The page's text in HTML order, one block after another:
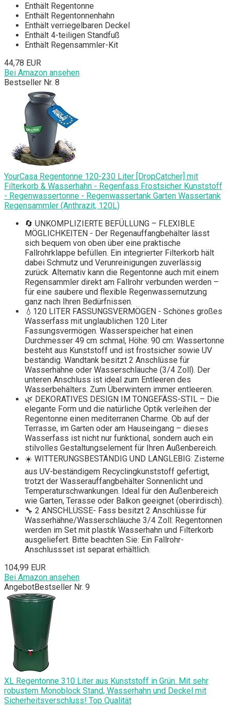
Enthält Regentonne
Enthält Regentonnenhahn
Enthält verriegelbaren Deckel
Enthält 4-teiligen Standfuß
Enthält Regensammler-Kit
44,78 EUR
Bei Amazon ansehen
Bestseller Nr. 8
YourCasa Regentonne 120-230 Liter [DropCatcher] mit
Filterkorb & Wasserhahn - Regenfass Frostsicher Kunststoff
- Regenwassertonne - Regenwassertank Garten Wassertank
Regensammler (Anthrazit, 120L)
🔄 UNKOMPLIZIERTE BEFÜLLUNG – FLEXIBLE
MÖGLICHKEITEN - Der Regenauffangbehälter lässt
sich bequem von oben über eine praktische
Fallrohrklappe befüllen. Ein integrierter Filterkorb hält
dabei Schmutz und Verunreinigungen zuverlässig
zurück. Alternativ kann die Regentonne auch mit einem
Regensammler direkt am Fallrohr verbunden werden –
für eine saubere und flexible Regenwassernutzung
ganz nach Ihren Bedürfnissen.
💧120 LITER FASSUNGSVERMÖGEN - Schönes großes
Wasserfass mit unglaublichen 120 Liter
Fassungsvermögen. Wasserspeicher hat einen
Durchmesser 49 cm schmal, Höhe: 90 cm: Wassertonne
besteht aus Kunststoff und ist frostsicher sowie UV
beständig. Wandtank besitzt 2 Anschlüsse für
Wasserhähne oder Wasserschläuche (3/4 Zoll). Der
unteren Anschluss ist ideal zum Entleeren des
Wasserbehälters. Zum Überwintern immer entleeren.
🌿 DEKORATIVES DESIGN IM TONGEFÄSS-STIL – Die
elegante Form und die natürliche Optik verleihen der
Regentonne einen mediterranen Charme. Ob auf der
Terrasse, im Garten oder am Hauseingang – dieses
Wasserfass ist nicht nur funktional, sondern auch ein
stilvolles Gestaltungselement für Ihren Außenbereich.
☀️ WITTERUNGSBESTÄNDIG UND LANGLEBIG: Zisterne
aus UV-beständigem Recyclingkunststoff gefertigt,
trotzt der Wasserauffangbehälter Sonnenlicht und
Temperaturschwankungen. Ideal für den Außenbereich
wie Garten, Terasse oder Balkon geeignet (oberirdisch).
🔧 2 ANSCHLÜSSE- Fass besitzt 2 Anschlüsse für
Wasserhähne/Wasserschläuche 3/4 Zoll: Regentonnen
werden im Set mit plastik Wasserhahn und Filterkorb
ausgeliefert. Bitte beachten Sie: Ein Fallrohr-
Anschlussset ist separat erhältlich.
104,99 EUR
Bei Amazon ansehen
AngebotBestseller Nr. 9
XL Regentonne 310 Liter aus Kunststoff in Grün. Mit sehr
robustem Monoblock Stand, Wasserhahn und Deckel mit
Sicherheitsverschluss! Top Qualität